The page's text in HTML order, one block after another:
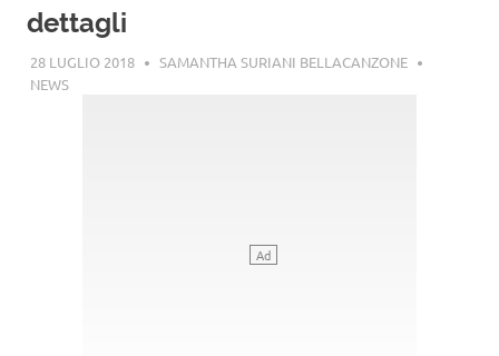
dettagli
28 LUGLIO 2018
SAMANTHA SURIANI BELLACANZONE
NEWS